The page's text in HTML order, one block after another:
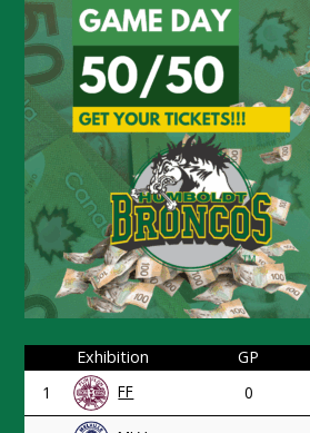
Exhibition GP
1
FF 0